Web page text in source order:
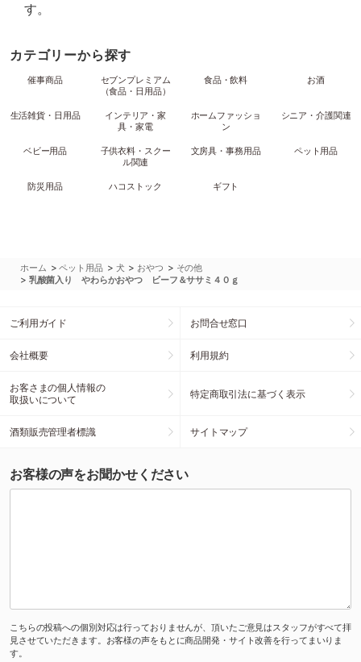
す。
カテゴリーから探す
催事商品
セブンプレミアム
（食品・日用品）
食品・飲料 お酒
生活雑貨・日用品
インテリア・家
具・家電
ホームファッショ
ン
シニア・介護関連
ベビー用品
子供衣料・スクー
ル関連
文房具・事務用品 ペット用品
防災用品 ハコストック ギフト
ホーム >ペット用品 > 犬 > おやつ > その他
> 乳酸菌入り やわらかおやつ ビーフ＆ササミ４０ｇ
ご利用ガイド お問合せ窓口
会社概要 利用規約
お客さまの個人情報の
取扱いについて
特定商取引法に基づく表示
酒類販売管理者標識 サイトマップ
お客様の声をお聞かせください
こちらの投稿への個別対応は行っておりませんが、頂いたご意見はスタッフがすべて拝
見させていただきます。お客様の声をもとに商品開発・サイト改善を行ってまいりま
す。